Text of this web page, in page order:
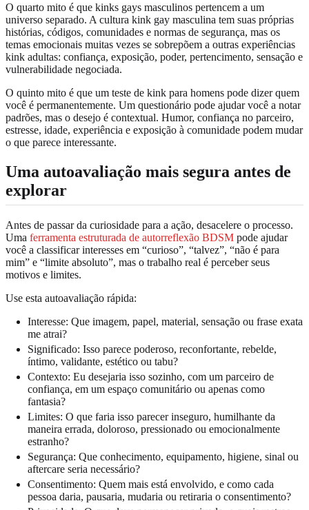
O quarto mito é que kinks gays masculinos pertencem a um
universo separado. A cultura kink gay masculina tem suas próprias
histórias, códigos, comunidades e normas de segurança, mas os
temas emocionais muitas vezes se sobrepõem a outras experiências
kink adultas: confiança, exposição, poder, pertencimento, sensação e
vulnerabilidade negociada.
O quinto mito é que um teste de kink para homens pode dizer quem
você é permanentemente. Um questionário pode ajudar você a notar
padrões, mas o desejo é contextual. Humor, confiança no parceiro,
estresse, idade, experiência e exposição à comunidade podem mudar
o que parece interessante.
Uma autoavaliação mais segura antes de
explorar
Antes de passar da curiosidade para a ação, desacelere o processo.
Uma ferramenta estruturada de autorreflexão BDSM pode ajudar
você a classificar interesses em “curioso”, “talvez”, “não é para
mim” e “limite absoluto”, mas o trabalho real é perceber seus
motivos e limites.
Use esta autoavaliação rápida:
Interesse: Que imagem, papel, material, sensação ou frase exata
me atrai?
Significado: Isso parece poderoso, reconfortante, rebelde,
íntimo, validante, estético ou tabu?
Contexto: Eu desejaria isso sozinho, com um parceiro de
confiança, em um espaço comunitário ou apenas como
fantasia?
Limites: O que faria isso parecer inseguro, humilhante da
maneira errada, doloroso, pressionado ou emocionalmente
estranho?
Segurança: Que conhecimento, equipamento, higiene, sinal ou
aftercare seria necessário?
Consentimento: Quem mais está envolvido, e como cada
pessoa daria, pausaria, mudaria ou retiraria o consentimento?